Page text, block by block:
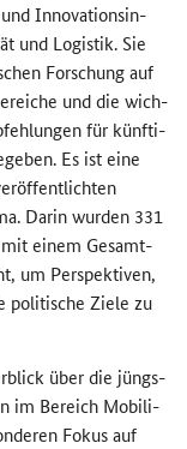
und In­no­va­ti­ons­in­
und Lo­gis­tik. Sie
For­schung auf
und die wich­
für künf­ti­
Es ist eine
Darin wur­den 331
einem Ge­samt­
um Per­spek­ti­ven,
po­li­ti­sche Ziele zu
über die jüngs­
im Be­reich Mo­bi­li­
Fokus auf